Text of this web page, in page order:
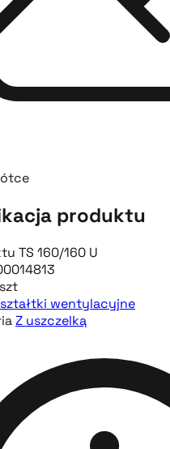
produktu
TS 160/160 U
szt
wentylacyjne
Z uszczelką